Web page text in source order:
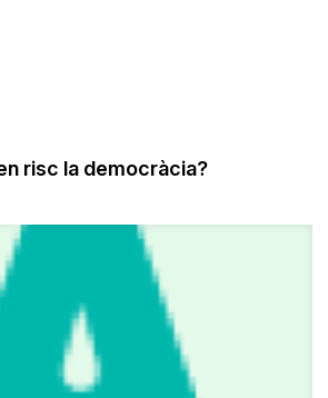
risc la democràcia?